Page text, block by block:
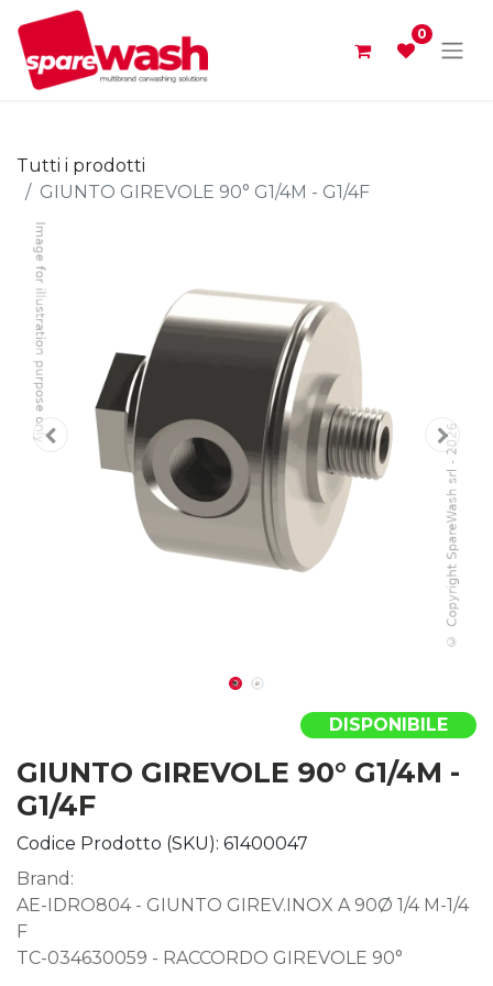
0
Tutti i prodotti
GIUNTO GIREVOLE 90° G1/4M - G1/4F
DISPONIBILE
GIUNTO GIREVOLE 90° G1/4M -
G1/4F
Codice Prodotto (SKU): 61400047
Brand:
AE-IDRO804 - GIUNTO GIREV.INOX A 90Ø 1/4 M-1/4
F
TC-034630059 - RACCORDO GIREVOLE 90°